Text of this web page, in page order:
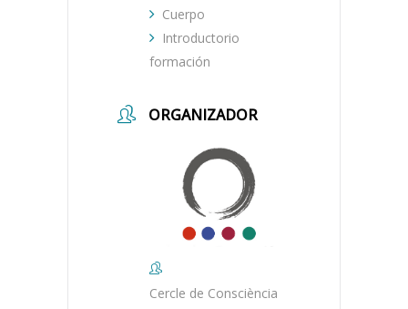
Cuerpo
Introductorio
formación
ORGANIZADOR
Cercle de Consciència